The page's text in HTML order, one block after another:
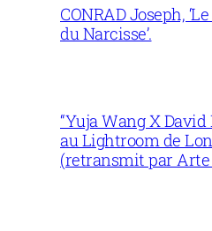
CONRAD Joseph,
du Narcisse’.
“Yuja Wang X David
au Lightroom de
(retransmit par Arte